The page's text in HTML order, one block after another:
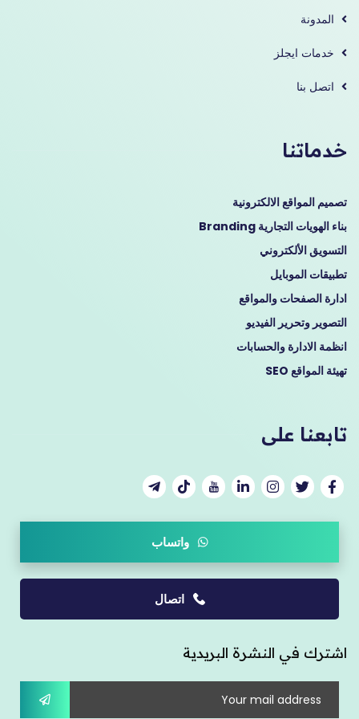
المدونة
خدمات ايجلز
اتصل بنا
خدماتنا
تصميم المواقع الالكترونية
بناء الهويات التجارية Branding
التسويق الألكتروني
تطبيقات الموبايل
ادارة الصفحات والمواقع
التصوير وتحرير الفيديو
انظمة الادارة والحسابات
تهيئة المواقع SEO
تابعنا على
واتساب
اتصال
اشترك في النشرة البريدية